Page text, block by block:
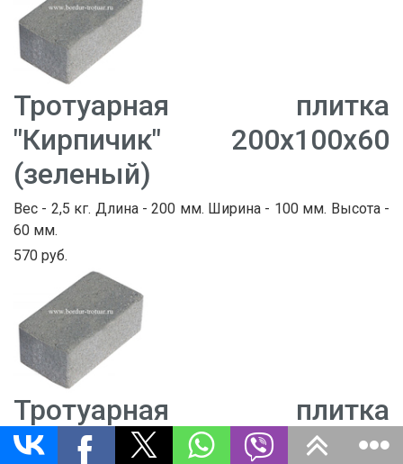
Тротуарная плитка
"Кирпичик" 200х100х60
(зеленый)
Вес - 2,5 кг. Длина - 200 мм. Ширина - 100 мм. Высота -
60 мм.
570 руб.
Тротуарная плитка
"Кирпичик" 200х100х80